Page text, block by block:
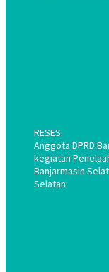
RESES:
Anggota DPRD
kegiatan
Banjarmasin
Selatan.